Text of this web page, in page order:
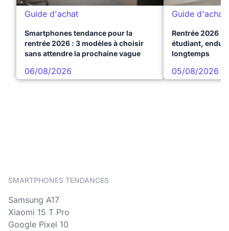
Guide d'achat
Smartphones tendance pour la
rentrée 2026 : 3 modèles à choisir
sans attendre la prochaine vague
06/08/2026
Guide d'achat
Rentrée 2026 :
étudiant,
longtemps
05/08/2026
SMARTPHONES TENDANCES
Samsung A17
Xiaomi 15 T Pro
Google Pixel 10